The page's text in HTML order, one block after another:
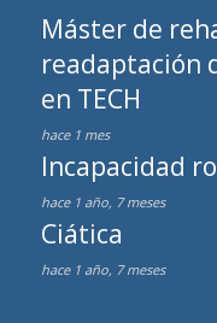
Máster de
readaptación
en TECH
hace 1 mes
Incapacidad
hace 1 año, 7 meses
Ciática
hace 1 año, 7 meses